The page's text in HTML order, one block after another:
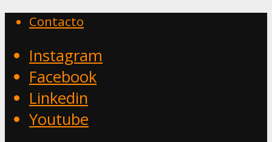
Contacto
Instagram
Facebook
Linkedin
Youtube